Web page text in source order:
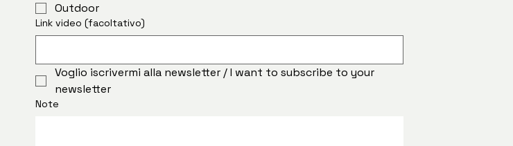
Outdoor
Link video (facoltativo)
Voglio iscrivermi alla newsletter / I want to subscribe to your
newsletter
Note